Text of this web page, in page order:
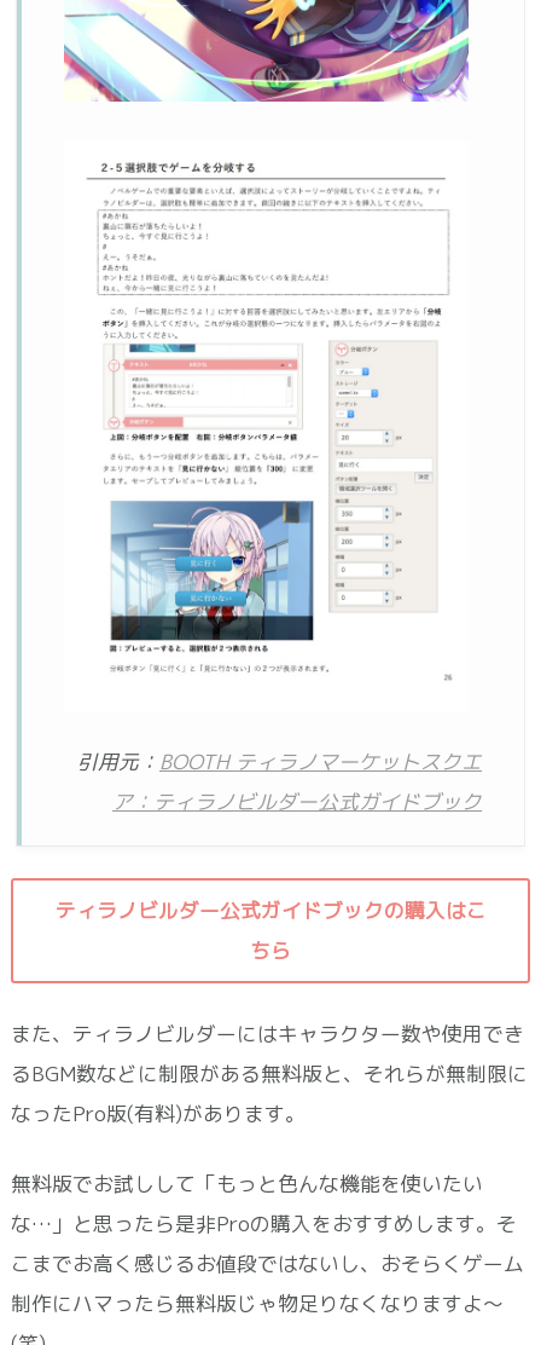
引用元： BOOTH ティラノマーケットスクエ
ア：ティラノビルダー公式ガイドブック
ティラノビルダー公式ガイドブックの購入はこ
ちら
また、ティラノビルダーにはキャラクター数や使用でき
るBGM数などに制限がある無料版と、それらが無制限に
なったPro版(有料)があります。
無料版でお試しして「もっと色んな機能を使いたい
な…」と思ったら是非Proの購入をおすすめします。そ
こまでお高く感じるお値段ではないし、おそらくゲーム
制作にハマったら無料版じゃ物足りなくなりますよ～